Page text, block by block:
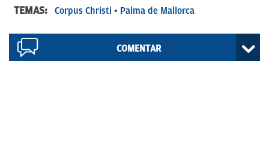
TEMAS: Corpus Christi Palma de Mallorca
COMENTAR